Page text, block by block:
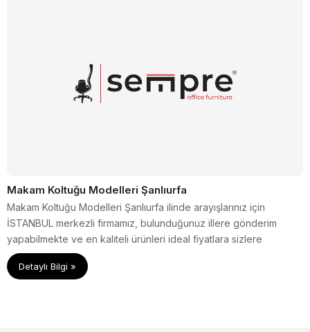
Makam Koltuğu Modelleri Şanlıurfa
Makam Koltuğu Modelleri Şanlıurfa ilinde arayışlarınız için
İSTANBUL merkezli firmamız, bulunduğunuz illere gönderim
yapabilmekte ve en kaliteli ürünleri ideal fiyatlara sizlere
sunmaktadır.
Detaylı Bilgi »